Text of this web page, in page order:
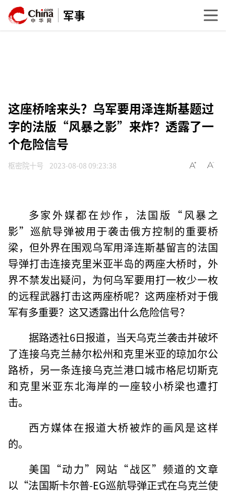
军事
这座桥啥来头？乌军要用泽连斯基题过
字的法版“风暴之影”来炸？透露了一
个危险信号
枢密院十号 2023-08-08 09:23:38
多家外媒都在炒作，法国版“风暴之
影”巡航导弹被用于袭击俄方控制的重要桥
梁，但外界在围观乌军用泽连斯基留言的法国
导弹打击连接克里米亚半岛的两座大桥时，外
界不禁发出疑问，为何乌军要用打一枚少一枚
的远程武器打击这两座桥呢？这两座桥对于俄
军有多重要？这又透露出什么危险信号？
据路透社6日报道，当天乌克兰袭击并破坏
了连接乌克兰赫尔松州和克里米亚的琼加尔公
路桥，另一条连接乌克兰港口城市格尼切斯克
和克里米亚东北海岸的一座较小桥梁也遭打
击。
西方媒体在报道大桥被炸的画风是这样
的。
美国“动力”网站“战区”频道的文章
以“法国斯卡尔普-EG巡航导弹正式在乌克兰使